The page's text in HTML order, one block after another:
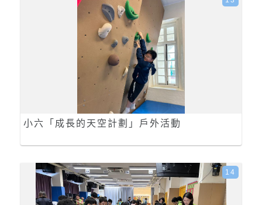
小六「成長的天空計劃」戶外活動
14